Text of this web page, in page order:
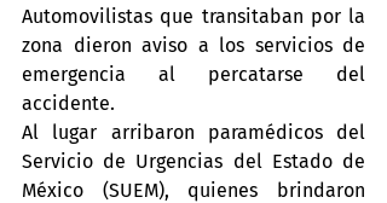
Automovilistas que transitaban por la
zona dieron aviso a los servicios de
emergencia al percatarse del
accidente.
Al lugar arribaron paramédicos del
Servicio de Urgencias del Estado de
México (SUEM), quienes brindaron